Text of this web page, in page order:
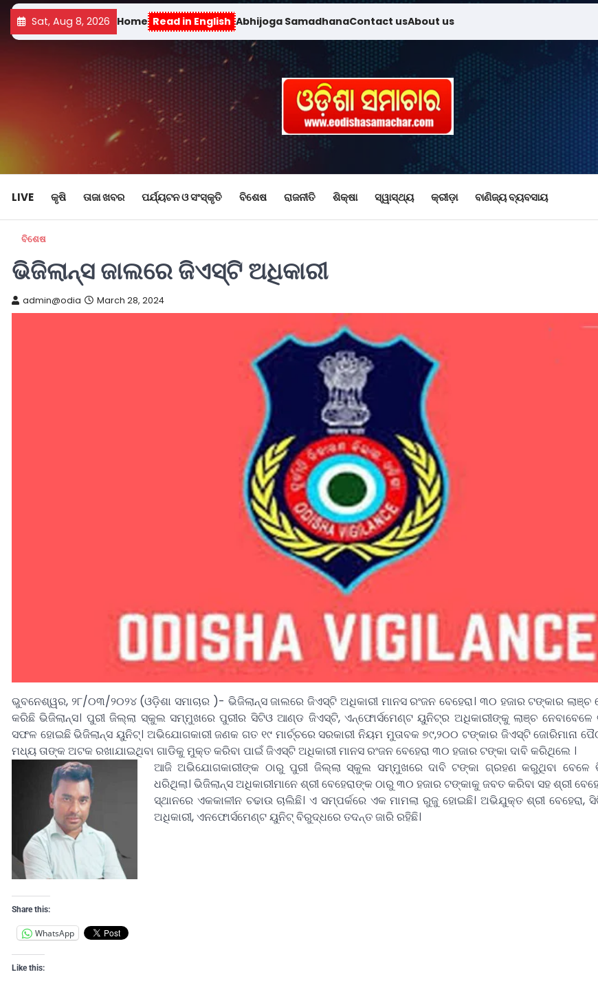
Sat, Aug 8, 2026 Home Read in English Abhijoga SamadhanaContact usAbout us
LIVE କୃଷି ତାଜା ଖବର ପର୍ଯ୍ୟଟନ ଓ ସଂସ୍କୃତି ବିଶେଷ ରାଜନୀତି ଶିକ୍ଷା ସ୍ୱାସ୍ଥ୍ୟ କ୍ରୀଡ଼ା ବାଣିଜ୍ୟ ବ୍ୟବସାୟ
ବିଶେଷ
ଭିଜିଲାନ୍ସ ଜାଲରେ ଜିଏସ୍ଟି ଅଧିକାରୀ
admin@odia March 28, 2024
ଭୁବନେଶ୍ୱର, ୨୮/୦୩/୨୦୨୪ (ଓଡ଼ିଶା ସମାଚାର )- ଭିଜିଲାନ୍ସ ଜାଲରେ ଜିଏସ୍ଟି ଅଧିକାରୀ ମାନସ ରଂଜନ ବେହେରା। ୩୦ ହଜାର ଟଙ୍କାର ଲାଞ୍ଚ
କରିଛି ଭିଜିଲାନ୍ସ। ପୁରୀ ଜିଲ୍ଲା ସ୍କୁଲ ସମ୍ମୁଖରେ ପୁରୀର ସିଟିଓ ଆଣ୍ଡ ଜିଏସ୍ଟି, ଏନ୍ଫୋର୍ସମେଣ୍ଟ ୟୁନିଟ୍ର ଅଧିକାରୀଙ୍କୁ ଲାଞ୍ଚ ନେବାବେଳେ
ସଫଳ ହୋଇଛି ଭିଜିଲାନ୍ସ ୟୁନିଟ୍। ଅଭିଯୋଗକାରୀ ଜଣକ ଗତ ୧୯ ମାର୍ଚ୍ଚରେ ସରକାରୀ ନିୟମ ମୁତାବକ ୭୯,୨୦୦ ଟଙ୍କାର ଜିଏସ୍ଟି ଜୋରିମାନା
ମଧ୍ୟ ତାଙ୍କ ଅଟକ ରଖାଯାଇଥିବା ଗାଡିକୁ ମୁକ୍ତ କରିବା ପାଇଁ ଜିଏସ୍ଟି ଅଧିକାରୀ ମାନସ ରଂଜନ ବେହେରା ୩୦ ହଜାର ଟଙ୍କା ଦାବି କରିଥିଲେ ।
ଆଜି ଅଭିଯୋଗକାରୀଙ୍କ ଠାରୁ ପୁରୀ ଜିଲ୍ଲା ସ୍କୁଲ ସମ୍ମୁଖରେ ଦାବି ଟଙ୍କା ଗ୍ରହଣ କରୁଥିବା ବେଳେ
ଧରିଥିଲା। ଭିଜିଲାନ୍ସ ଅଧିକାରୀମାନେ ଶ୍ରୀ ବେହେରାଙ୍କ ଠାରୁ ୩୦ ହଜାର ଟଙ୍କାକୁ ଜବତ କରିବା ସହ ଶ୍ରୀ
ସ୍ଥାନରେ ଏକକାଳୀନ ଚଢାଉ ଚାଲିଛି। ଏ ସମ୍ପର୍କରେ ଏକ ମାମଲା ରୁଜୁ ହୋଇଛି। ଅଭିଯୁକ୍ତ ଶ୍ରୀ ବେହେରା,
ଅଧିକାରୀ, ଏନଫୋର୍ସମେଣ୍ଟ ୟୁନିଟ୍ ବିରୁଦ୍ଧରେ ତଦନ୍ତ ଜାରି ରହିଛି।
Share this:
WhatsApp
Like this: